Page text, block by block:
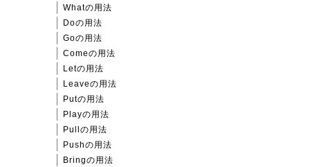
Whatの用法
Doの用法
Goの用法
Comeの用法
Letの用法
Leaveの用法
Putの用法
Playの用法
Pullの用法
Pushの用法
Bringの用法